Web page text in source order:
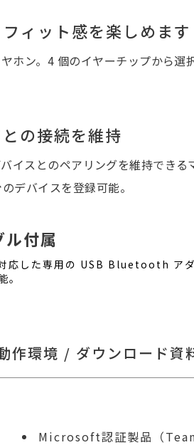
ィット感を楽しめます
ホン。4 個のイヤーチップから選
の接続を維持
イスとのペアリングを維持できる
デバイスを登録可能。
付属
応した専用の USB Bluetooth ア
。
作環境 / ダウンロード資
Microsoft認証製品（